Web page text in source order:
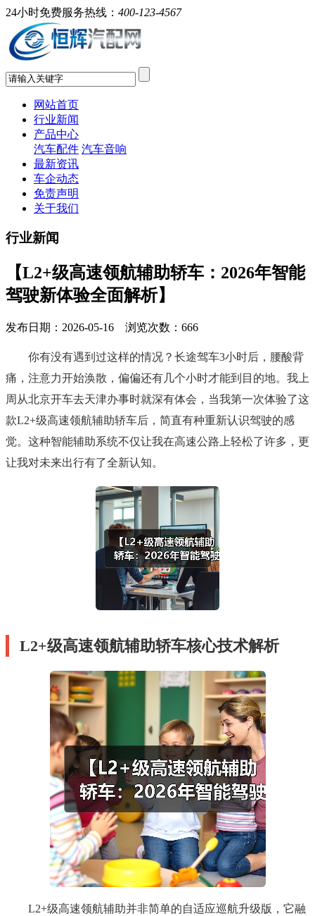
24小时免费服务热线： 400-123-4567
网站首页
行业新闻
产品中心
汽车配件 汽车音响
最新资讯
车企动态
免责声明
关于我们
行业新闻
【L2+级高速领航辅助轿车：2026年智能
驾驶新体验全面解析】
发布日期：2026-05-16 浏览次数： 666
你有没有遇到过这样的情况？长途驾车3小时后，腰酸背
痛，注意力开始涣散，偏偏还有几个小时才能到目的地。我上
周从北京开车去天津办事时就深有体会，当我第一次体验了这
款L2+级高速领航辅助轿车后，简直有种重新认识驾驶的感
觉。这种智能辅助系统不仅让我在高速公路上轻松了许多，更
让我对未来出行有了全新认知。
L2+级高速领航辅助轿车核心技术解析
L2+级高速领航辅助并非简单的自适应巡航升级版，它融